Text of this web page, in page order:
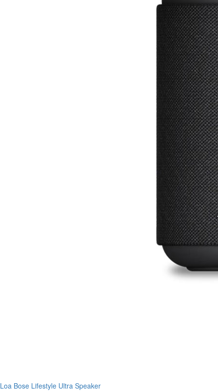
Loa Bose Lifestyle Ultra Speaker